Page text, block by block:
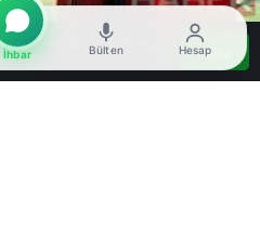
sağlamak için
Kabul
İhbar Bülten Hesap